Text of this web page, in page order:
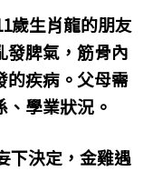
歲生肖龍的朋友
發脾氣，筋骨內
的疾病。父母需
學業狀況。
下決定，金雞遇